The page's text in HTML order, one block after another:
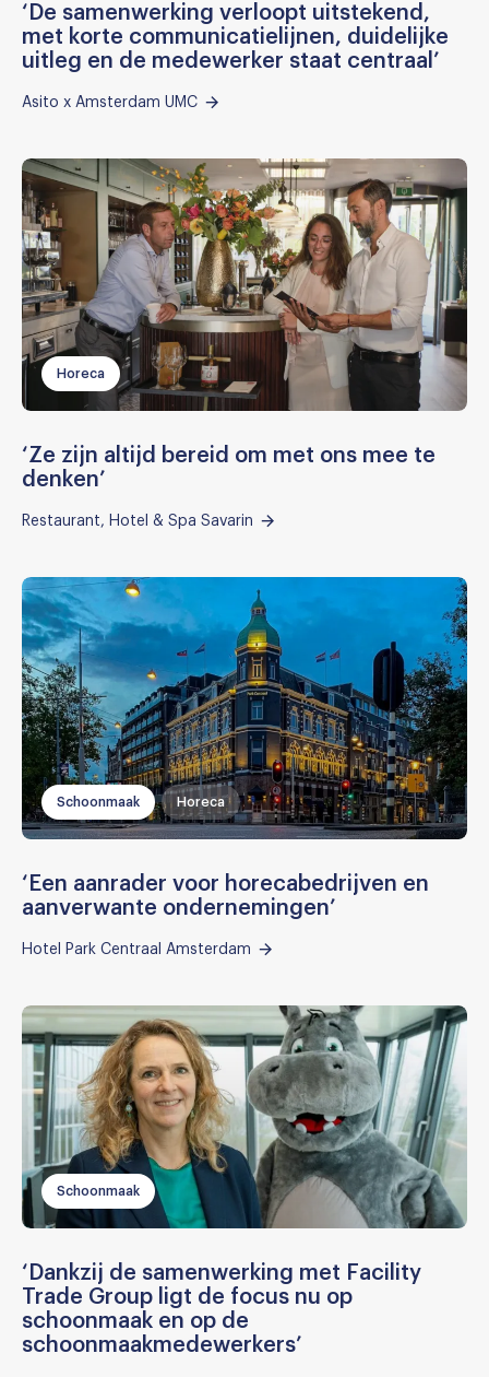
‘De samenwerking verloopt uitstekend,
met korte communicatielijnen, duidelijke
uitleg en de medewerker staat centraal’
Asito x Amsterdam UMC
Horeca
‘Ze zijn altijd bereid om met ons mee te
denken’
Restaurant, Hotel & Spa Savarin
Schoonmaak Horeca
‘Een aanrader voor horecabedrijven en
aanverwante ondernemingen’
Hotel Park Centraal Amsterdam
Schoonmaak
‘Dankzij de samenwerking met Facility
Trade Group ligt de focus nu op
schoonmaak en op de
schoonmaakmedewerkers’